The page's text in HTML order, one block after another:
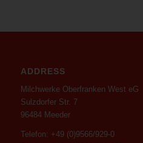
ADDRESS
Milchwerke Oberfranken West eG
Sulzdorfer Str. 7
96484 Meeder
Telefon: +49 (0)9566/929-0